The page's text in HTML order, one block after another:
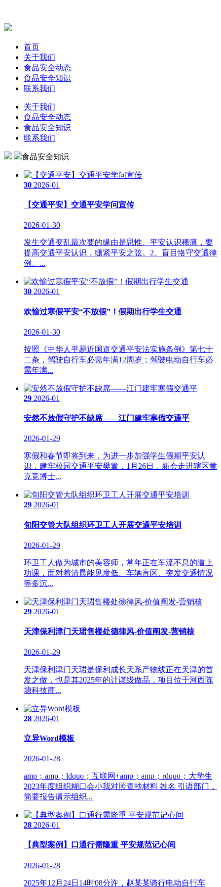
首页
关于我们
食品安全动态
食品安全知识
联系我们
关于我们
食品安全动态
食品安全知识
联系我们
食品安全知识
30 2026-01
【交通平安】交通平安学问宣传
2026-01-30
发生交通变乱最次要的缘由是思惟、平安认识稀薄，要
提高交通平安认识，绷紧平安之弦。2、盲目恪守交通律
例。...
30 2026-01
欢愉过寒假平安“不放假”！假期出行学生交通
2026-01-30
按照《中华人平易近国道交通平安法实施条例》第七十
二条，驾驶自行车必需年满12周岁；驾驶电动自行车必
需年满...
29 2026-01
安然不放假守护不缺席——江门建牢寒假交通平
2026-01-29
寒假和春节即将到来，为进一步加强学生假期平安认
识，建牢校园交通平安樊篱，1月26日，新会走进辖区黄
克竞博士...
29 2026-01
旬阳交管大队组织环卫工人开展交通平安培训
2026-01-29
环卫工人做为城市的美容师，常年正在车流不息的道上
功课，面对着清晨能见度低、车辆盲区、突发交通情况
等多沉...
29 2026-01
天津保利津门天珺售楼处德律风-价值阐发-营销核
2026-01-29
天津保利津门天珺是保利成长天系产物线正在天津的首
发之做，也是其2025年的计谋级做品，项目位于河西陈
塘科技商...
28 2026-01
立异Word模板
2026-01-28
amp；amp；ldquo；互联网+amp；amp；rdquo；大学生
2023年度组织糊口会小我对照查抄材料 姓名 引语部门，
简要报告请示组织...
28 2026-01
【典型案例】口通行需隆重 平安规范记心间
2026-01-28
2025年12月24日14时08分许，赵某某骑行电动自行车